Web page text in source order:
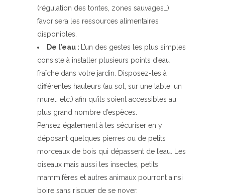
(régulation des tontes, zones sauvages…)
favorisera les ressources alimentaires
disponibles.
De l’eau : L’un des gestes les plus simples
consiste à installer plusieurs points d’eau
fraîche dans votre jardin. Disposez-les à
différentes hauteurs (au sol, sur une table, un
muret, etc.) afin qu’ils soient accessibles au
plus grand nombre d’espèces.
Pensez également à les sécuriser en y
déposant quelques pierres ou de petits
morceaux de bois qui dépassent de l’eau. Les
oiseaux mais aussi les insectes, petits
mammifères et autres animaux pourront ainsi
boire sans risquer de se noyer.